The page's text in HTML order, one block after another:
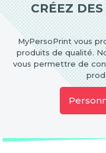
CRÉEZ
MyPersoPrint vous
produits de qualité.
vous permettre de